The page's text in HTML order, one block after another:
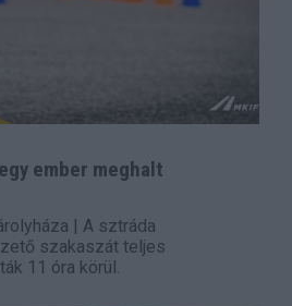
ember meghalt
| A sztráda
szakaszát teljes
11 óra körül.